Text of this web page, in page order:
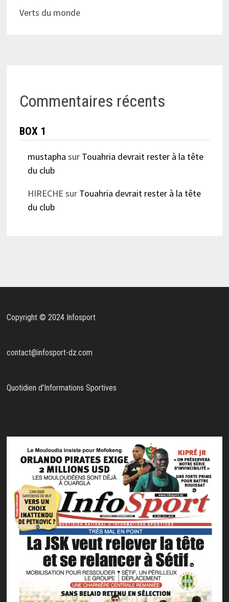
Verts du monde
Commentaires récents
BOX 1
mustapha sur Touahria devrait rester à la tête
du club
HIRECHE sur Touahria devrait rester à la tête
du club
Copyright © 2024 Infosport
contact@infosport-dz.com
Quotidien d'Informations Sportives